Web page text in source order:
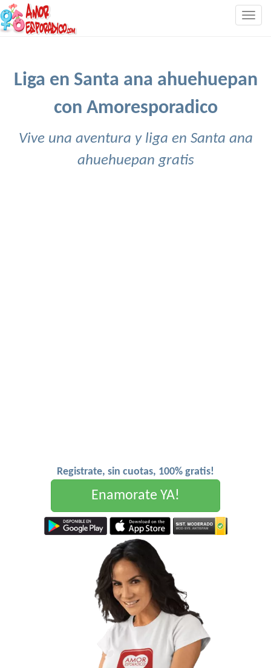
Liga en Santa ana ahuehuepan
con Amoresporadico
Vive una aventura y liga en Santa ana
ahuehuepan gratis
Registrate, sin cuotas, 100% gratis!
Enamorate YA!